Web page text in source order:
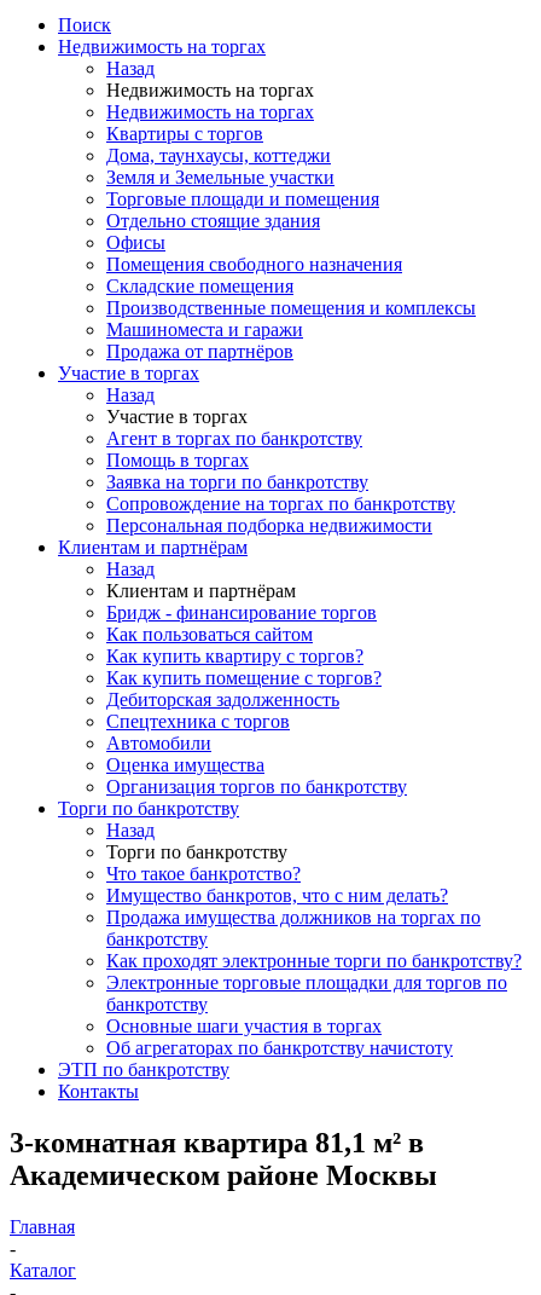
Поиск
Недвижимость на торгах
Назад
Недвижимость на торгах
Недвижимость на торгах
Квартиры с торгов
Дома, таунхаусы, коттеджи
Земля и Земельные участки
Торговые площади и помещения
Отдельно стоящие здания
Офисы
Помещения свободного назначения
Складские помещения
Производственные помещения и комплексы
Машиноместа и гаражи
Продажа от партнёров
Участие в торгах
Назад
Участие в торгах
Агент в торгах по банкротству
Помощь в торгах
Заявка на торги по банкротству
Сопровождение на торгах по банкротству
Персональная подборка недвижимости
Клиентам и партнёрам
Назад
Клиентам и партнёрам
Бридж - финансирование торгов
Как пользоваться сайтом
Как купить квартиру с торгов?
Как купить помещение с торгов?
Дебиторская задолженность
Спецтехника с торгов
Автомобили
Оценка имущества
Организация торгов по банкротству
Торги по банкротству
Назад
Торги по банкротству
Что такое банкротство?
Имущество банкротов, что с ним делать?
Продажа имущества должников на торгах по
банкротству
Как проходят электронные торги по банкротству?
Электронные торговые площадки для торгов по
банкротству
Основные шаги участия в торгах
Об агрегаторах по банкротству начистоту
ЭТП по банкротству
Контакты
3-комнатная квартира 81,1 м² в
Академическом районе Москвы
Главная
-
Каталог